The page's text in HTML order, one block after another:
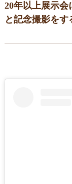
20年以上展示
と記念撮影を